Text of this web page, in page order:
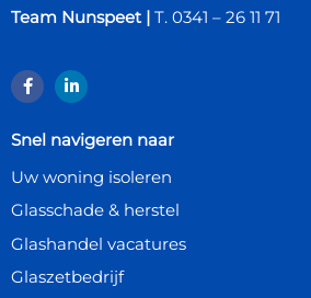
Team Nunspeet | T. 0341 – 26 11 71
Snel navigeren naar
Uw woning isoleren
Glasschade & herstel
Glashandel vacatures
Glaszetbedrijf